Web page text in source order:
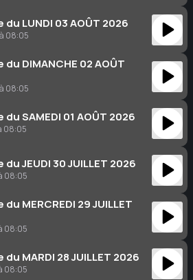
du LUNDI 03 AOÛT 2026
08:05
du DIMANCHE 02 AOÛT
08:05
du SAMEDI 01 AOÛT 2026
08:05
du JEUDI 30 JUILLET 2026
08:05
MERCREDI 29 JUILLET
08:05
du MARDI 28 JUILLET 2026
08:05